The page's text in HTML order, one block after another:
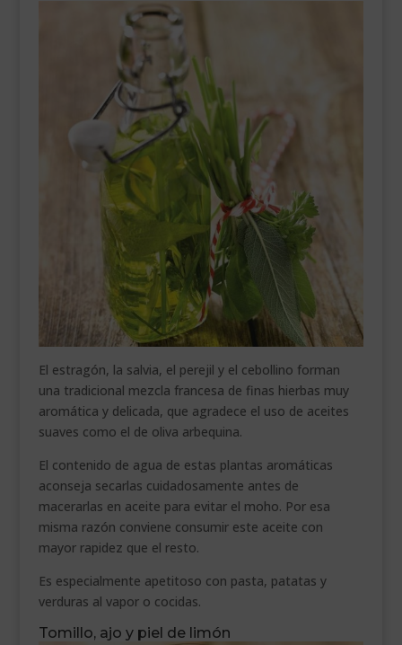
El estragón, la salvia, el perejil y el cebollino forman
una tradicional mezcla francesa de finas hierbas muy
aromática y delicada, que agradece el uso de aceites
suaves como el de oliva arbequina.
El contenido de agua de estas plantas aromáticas
aconseja secarlas cuidadosamente antes de
macerarlas en aceite para evitar el moho. Por esa
misma razón conviene consumir este aceite con
mayor rapidez que el resto.
Es especialmente apetitoso con pasta, patatas y
verduras al vapor o cocidas.
Tomillo, ajo y piel de limón